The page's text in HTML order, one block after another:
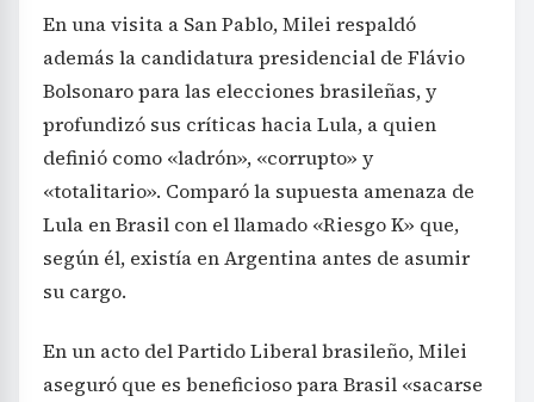
En una visita a San Pablo, Milei respaldó
además la candidatura presidencial de Flávio
Bolsonaro para las elecciones brasileñas, y
profundizó sus críticas hacia Lula, a quien
definió como «ladrón», «corrupto» y
«totalitario». Comparó la supuesta amenaza de
Lula en Brasil con el llamado «Riesgo K» que,
según él, existía en Argentina antes de asumir
su cargo.
En un acto del Partido Liberal brasileño, Milei
aseguró que es beneficioso para Brasil «sacarse